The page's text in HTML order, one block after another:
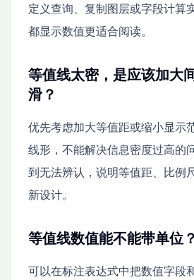
定义查询、复制图层或字段计算
都显示数值更适合阅读。
等值线太密，是应该加大
滑？
优先考虑加大等值距或缩小显示
线形，不能解决信息密度过高的
到无法辨认，说明等值距、比例
新设计。
等值线数值能不能带单位？
可以在标注表达式中把数值字段